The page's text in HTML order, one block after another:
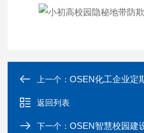
上一个：OSEN化工企业定期抽
返回列表
下一个：OSEN智慧校园建设防